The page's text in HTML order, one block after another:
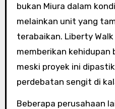
bukan Miura dalam
melainkan unit yang
terabaikan. Liberty
memberikan kehidupan
meski proyek ini
perdebatan sengit di
Beberapa perusahaan